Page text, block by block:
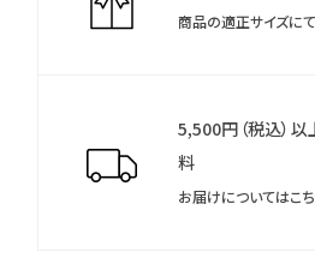
商品の適正サイズに
5,500円（税込）
料
お届けについてはこ